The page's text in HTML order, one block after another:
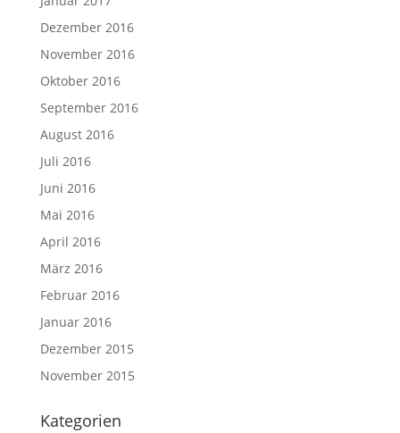
Dezember 2016
November 2016
Oktober 2016
September 2016
August 2016
Juli 2016
Juni 2016
Mai 2016
April 2016
März 2016
Februar 2016
Januar 2016
Dezember 2015
November 2015
Kategorien